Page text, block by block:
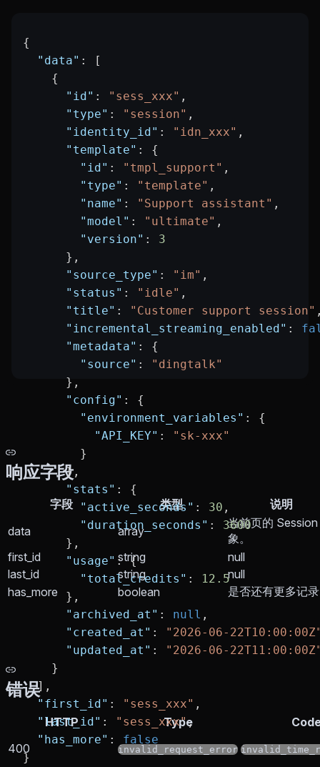
{
  "data"
: [
    {
      "id"
: "sess_xxx" ,
      "type"
: "session" ,
      "identity_id"
: "idn_xxx" ,
      "template"
: {
        "id"
: "tmpl_support" ,
        "type"
: "template" ,
        "name"
: "Support assistant" ,
        "model"
: "ultimate" ,
        "version"
: 3
      },
      "source_type"
: "im" ,
      "status"
: "idle" ,
      "title"
: "Customer support session"
      "incremental_streaming_enabled"
:
      "metadata"
: {
        "source"
:
"dingtalk"
      },
      "config"
: {
        "environment_variables"
: {
          "API_KEY"
:
"sk-xxx"
        }
      },
      "stats"
: {
        "active_seconds"
: 30 ,
        "duration_seconds"
: 3600
      },
      "usage"
: {
        "total_credits"
:
12.5
      },
      "archived_at"
: null ,
      "created_at"
:
"2026-06-
      "updated_at"
:
"2026-06-
    }
  ],
  "first_id"
: "sess_xxx" ,
  "last_id"
: "sess_xxx",
  "has_more"
: false
}
响应字段
字段 类型
说明
data
array
当前页的
象。
first_id
string
null
last_id
string
null
has_more
boolean 是否还有更多记
错误
HTTP Type
400
invalid_request_error